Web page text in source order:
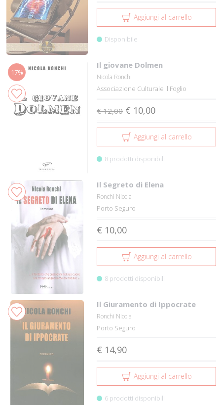
Aggiungi al carrello
Disponibile
17%
Il giovane Dolmen
Nicola Ronchi
Associazione Culturale Il Foglio
€ 12,00 € 10,00
Aggiungi al carrello
8 prodotti disponibili
Il Segreto di Elena
Ronchi Nicola
Porto Seguro
€ 10,00
Aggiungi al carrello
8 prodotti disponibili
Il Giuramento di Ippocrate
Ronchi Nicola
Porto Seguro
€ 14,90
Aggiungi al carrello
6 prodotti disponibili